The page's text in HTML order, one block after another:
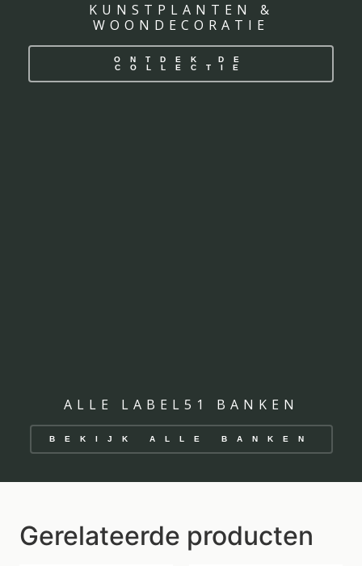
KUNSTPLANTEN &
WOONDECORATIE
ONTDEK DE
COLLECTIE
ALLE LABEL51 BANKEN
BEKIJK ALLE BANKEN
Gerelateerde producten